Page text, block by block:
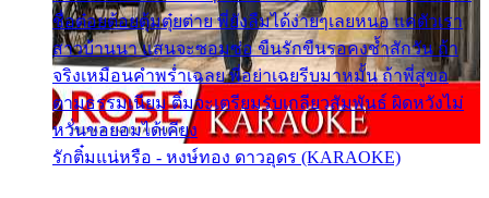
ชื่อต๋อยต้อยตุ้มตุ๋ยต่าย พี่ยังลืมได้ง่ายๆเลยหนอ แค่ตัวเรา
สาวบ้านนา แสนจะซอมซ่อ ขืนรักขืนรอคงช้ำสักวัน ถ้า
จริงเหมือนคำพร่ำเฉลย พี่อย่าเฉยรีบมาหมั้น ถ้าพี่สู่ขอ
ตามธรรมเนียม ติ๋มจะเตรียมรับเกลียวสัมพันธ์ ผิดหวังไม่
หวั่นขอยอมได้เคียง
รักติ๋มแน่หรือ - หงษ์ทอง ดาวอุดร (KARAOKE)